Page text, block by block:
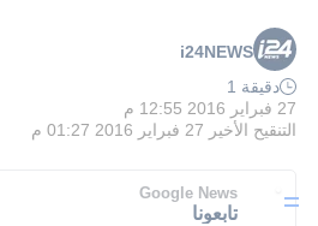
i24NEWS
دقيقة 1
27 فبراير 2016 12:55 م
التنقيح الأخير 27 فبراير 2016 01:27 م
Google News
تابعونا